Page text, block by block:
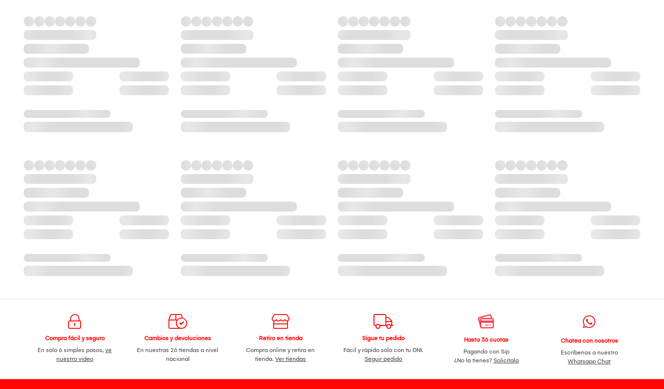
Compra fácil y seguro
En solo 6 simples pasos,ve
nuestro video
Cambios y devoluciones
En nuestras 26 tiendas a nivel
nacional
Retiro en tienda
Compra online y retira en
tienda.Ver tiendas
Sigue tu pedido
Fácil y rápido sólo con tu DNI.
Seguir pedido
Hasta 36 cuotas
Pagando con Sip
¿No la tienes? Solicítala
Chatea con nosotros
Escríbenos a nuestro
Whatsapp Chat